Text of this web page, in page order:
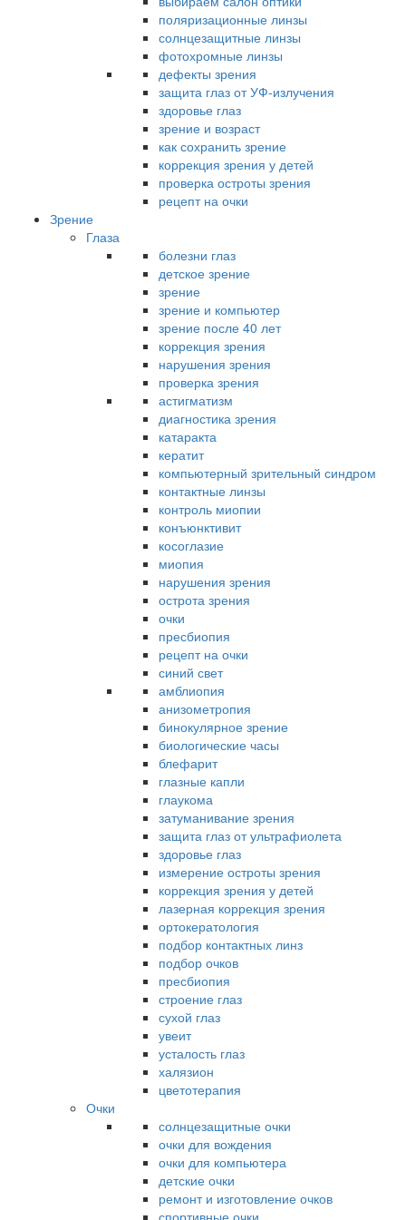
поляризационные линзы
солнцезащитные линзы
фотохромные линзы
дефекты зрения
защита глаз от УФ-излучения
здоровье глаз
зрение и возраст
как сохранить зрение
коррекция зрения у детей
проверка остроты зрения
рецепт на очки
Зрение
Глаза
болезни глаз
детское зрение
зрение
зрение и компьютер
зрение после 40 лет
коррекция зрения
нарушения зрения
проверка зрения
астигматизм
диагностика зрения
катаракта
кератит
компьютерный зрительный синдром
контактные линзы
контроль миопии
конъюнктивит
косоглазие
миопия
нарушения зрения
острота зрения
очки
пресбиопия
рецепт на очки
синий свет
амблиопия
анизометропия
бинокулярное зрение
биологические часы
блефарит
глазные капли
глаукома
затуманивание зрения
защита глаз от ультрафиолета
здоровье глаз
измерение остроты зрения
коррекция зрения у детей
лазерная коррекция зрения
ортокератология
подбор контактных линз
подбор очков
пресбиопия
строение глаз
сухой глаз
увеит
усталость глаз
халязион
цветотерапия
Очки
солнцезащитные очки
очки для вождения
очки для компьютера
детские очки
ремонт и изготовление очков